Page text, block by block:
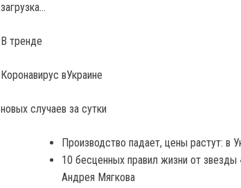
загрузка…
В тренде
Коронавирус вУкраине
новых случаев за сутки
Производство падает, цены растут: в
10 бесценных правил жизни от
Андрея Мягкова